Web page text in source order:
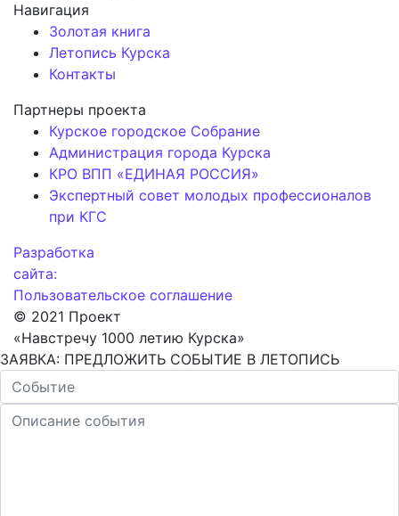
Навигация
Золотая книга
Летопись Курска
Контакты
Партнеры проекта
Курское городское Собрание
Администрация города Курска
КРО ВПП «ЕДИНАЯ РОССИЯ»
Экспертный совет молодых профессионалов
при КГС
Разработка
сайта:
Пользовательское соглашение
© 2021 Проект
«Навстречу 1000 летию Курска»
ЗАЯВКА: ПРЕДЛОЖИТЬ СОБЫТИЕ В ЛЕТОПИСЬ